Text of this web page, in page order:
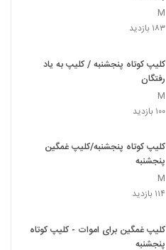
M
۱۸۳ بازدید
کلیپ کوتاه پنجشنبه / کلیپ به یاد
رفتگان
M
۱۰۰ بازدید
کلیپ کوتاه پنجشنبه/کلیپ غمگین
پنجشنبه
M
۱۱۴ بازدید
کلیپ غمگین برای اموات - کلیپ کوتاه
پنجشنبه